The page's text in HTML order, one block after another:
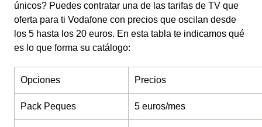
únicos? Puedes contratar una de las tarifas de TV que
oferta para ti Vodafone con precios que oscilan desde
los 5 hasta los 20 euros. En esta tabla te indicamos qué
es lo que forma su catálogo:
Opciones Precios
Pack Peques 5 euros/mes